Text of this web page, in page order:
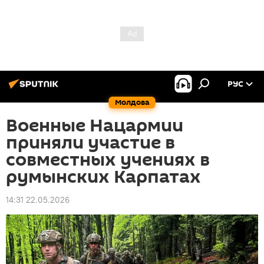
Молдова
РУС
Военные Нацармии
приняли участие в
совместных учениях в
румынских Карпатах
14:31 22.05.2026